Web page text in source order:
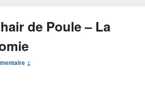
de Poule – La
↓